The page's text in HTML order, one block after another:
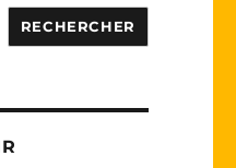
RECHERCHER